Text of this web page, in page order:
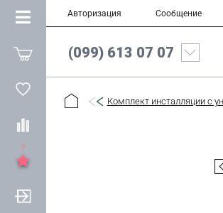
7
Авторизация Сообщение
(099) 613 07 07
Комплект инсталляции с